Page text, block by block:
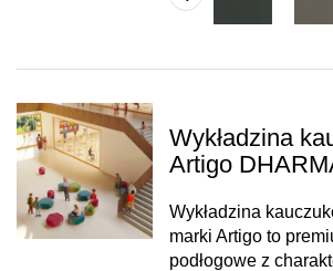
Wykładzina
Artigo
Wykładzina
marki Artigo to
podłogowe z